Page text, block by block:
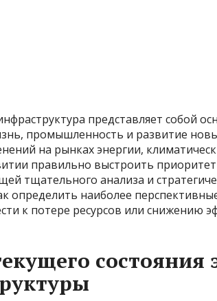
представляет собой
промышленность и развитие
на рынках энергии,
правильно выстроить
тщательного анализа и
определить наиболее
к потере ресурсов или снижению
состояния